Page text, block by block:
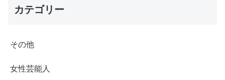
カテゴリー
その他
女性芸能人